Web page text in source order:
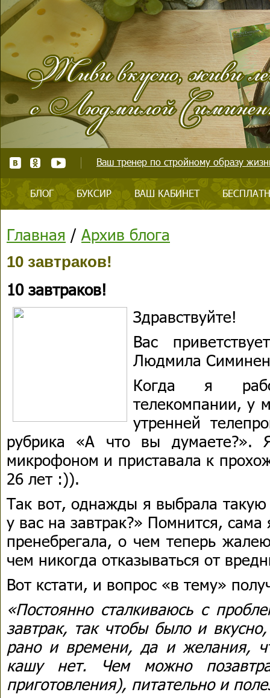
Ваш тренер по стройному образу
БЛОГ БУКСИР ВАШ КАБИНЕТ
Главная / Архив блога
10 завтраков!
10 завтраков!
Здравствуйте!
Вас
Людмила
Когда я
телекомпании, у
утренней
рубрика «А что вы думаете?».
микрофоном и приставала к
26 лет :)).
Так вот, однажды я выбрала
у вас на завтрак?» Помнится,
пренебрегала, о чем теперь
чем никогда отказываться от
Вот кстати, и вопрос «в тему»
«Постоянно сталкиваюсь с
завтрак, так чтобы было и
рано и времени, да и желания,
кашу нет. Чем можно
приготовления), питательно и